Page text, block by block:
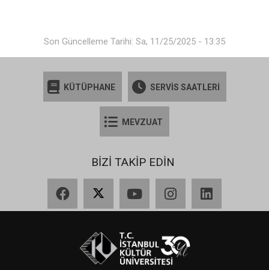
Son Güncelleme Tarihi: Sa, 11/25/2025 - 13:35
KÜTÜPHANE SERVİS SAATLERİ
MEVZUAT
BİZİ TAKİP EDİN